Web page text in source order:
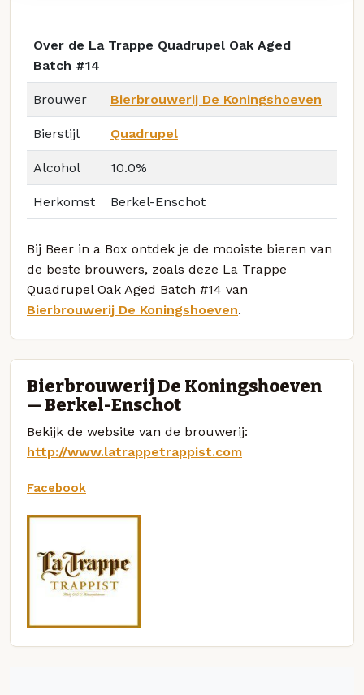
Over de La Trappe Quadrupel Oak Aged
Batch #14
Brouwer Bierbrouwerij De Koningshoeven
Bierstijl Quadrupel
Alcohol 10.0%
Herkomst Berkel-Enschot
Bij Beer in a Box ontdek je de mooiste bieren van
de beste brouwers, zoals deze La Trappe
Quadrupel Oak Aged Batch #14 van
Bierbrouwerij De Koningshoeven.
Bierbrouwerij De Koningshoeven
— Berkel-Enschot
Bekijk de website van de brouwerij:
http://www.latrappetrappist.com
Facebook